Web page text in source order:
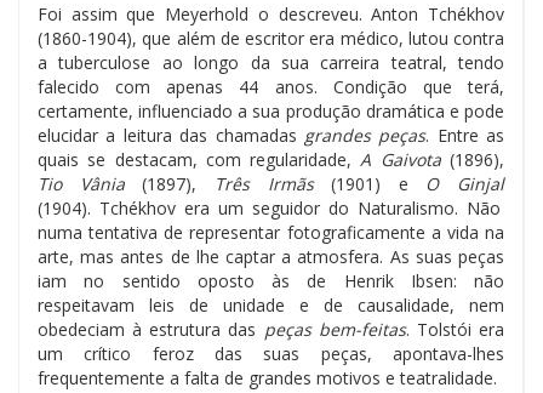
Foi assim que Meyerhold o descreveu. Anton Tchékhov
(1860-1904), que além de escritor era médico, lutou contra
a tuberculose ao longo da sua carreira teatral, tendo
falecido com apenas 44 anos. Condição que terá,
certamente, influenciado a sua produção dramática e pode
elucidar a leitura das chamadas grandes peças. Entre as
quais se destacam, com regularidade,A Gaivota(1896),
Tio Vânia(1897), Três Irmãs(1901) e O Ginjal
(1904). Tchékhov era um seguidor do Naturalismo. Não
numa tentativa de representar fotograficamente a vida na
arte, mas antes de lhe captar a atmosfera. As suas peças
iam no sentido oposto às de Henrik Ibsen: não
respeitavam leis de unidade e de causalidade, nem
obedeciam à estrutura das peças bem-feitas. Tolstói era
um crítico feroz das suas peças, apontava-lhes
frequentemente a falta de grandes motivos e teatralidade.